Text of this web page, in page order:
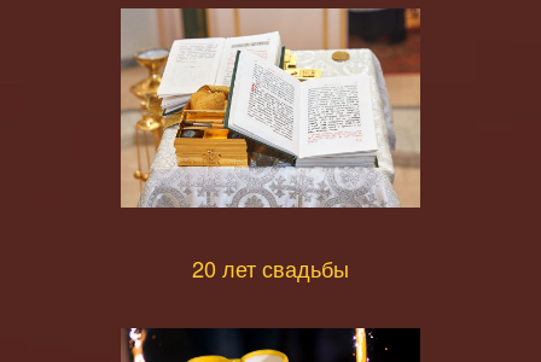
20 лет свадьбы